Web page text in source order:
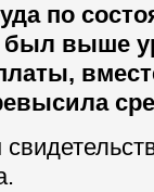
по
был выше